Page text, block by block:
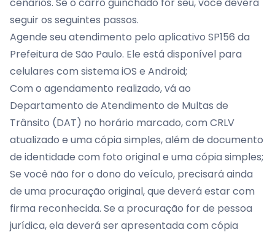
seguir os seguintes passos.
Agende seu atendimento pelo aplicativo SP156 da
Prefeitura de São Paulo. Ele está disponível para
celulares com sistema iOS e Android;
Com o agendamento realizado, vá ao
Departamento de Atendimento de Multas de
Trânsito (DAT) no horário marcado, com CRLV
atualizado e uma cópia simples, além de documento
de identidade com foto original e uma cópia simples;
Se você não for o dono do veículo, precisará ainda
de uma procuração original, que deverá estar com
firma reconhecida. Se a procuração for de pessoa
jurídica, ela deverá ser apresentada com cópia